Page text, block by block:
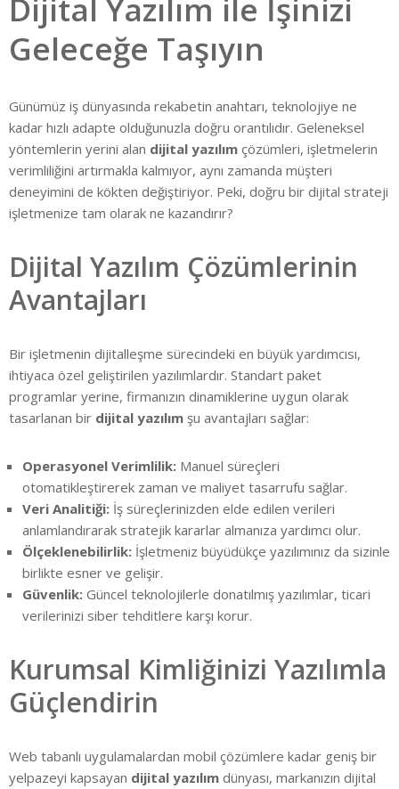
Dijital Yazılım ile İşinizi
Geleceğe Taşıyın
Günümüz iş dünyasında rekabetin anahtarı, teknolojiye ne
kadar hızlı adapte olduğunuzla doğru orantılıdır. Geleneksel
yöntemlerin yerini alan dijital yazılım çözümleri, işletmelerin
verimliliğini artırmakla kalmıyor, aynı zamanda müşteri
deneyimini de kökten değiştiriyor. Peki, doğru bir dijital strateji
işletmenize tam olarak ne kazandırır?
Dijital Yazılım Çözümlerinin
Avantajları
Bir işletmenin dijitalleşme sürecindeki en büyük yardımcısı,
ihtiyaca özel geliştirilen yazılımlardır. Standart paket
programlar yerine, firmanızın dinamiklerine uygun olarak
tasarlanan bir dijital yazılım şu avantajları sağlar:
Operasyonel Verimlilik: Manuel süreçleri
otomatikleştirerek zaman ve maliyet tasarrufu sağlar.
Veri Analitiği: İş süreçlerinizden elde edilen verileri
anlamlandırarak stratejik kararlar almanıza yardımcı olur.
Ölçeklenebilirlik: İşletmeniz büyüdükçe yazılımınız da sizinle
birlikte esner ve gelişir.
Güvenlik: Güncel teknolojilerle donatılmış yazılımlar, ticari
verilerinizi siber tehditlere karşı korur.
Kurumsal Kimliğinizi Yazılımla
Güçlendirin
Web tabanlı uygulamalardan mobil çözümlere kadar geniş bir
yelpazeyi kapsayan dijital yazılım dünyası, markanızın dijital